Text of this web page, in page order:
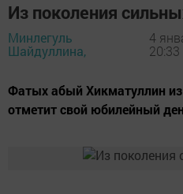
Из поколения
Минлегуль
Шайдуллина,
4
20:33
Фатых абый Хикматуллин из
отметит свой юбилейный